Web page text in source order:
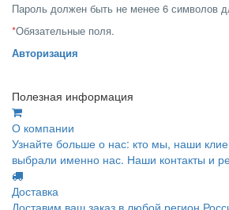
Пароль должен быть не менее 6 символов
*Обязательные поля.
Авторизация
Полезная информация
О компании
Узнайте больше о нас: кто мы, наши
выбрали именно нас. Наши контакты и
Доставка